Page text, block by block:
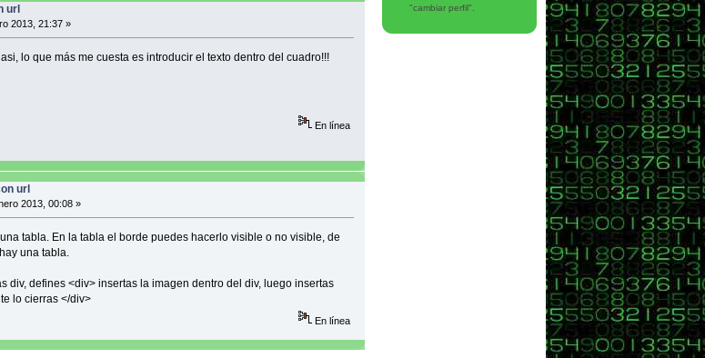
url
2013, 21:37 »
lo que más me cuesta es introducir el texto dentro del cuadro!!!
En línea
url
2013, 00:08 »
tabla. En la tabla el borde puedes hacerlo visible o no visible, de
una tabla.
div, defines <div> insertas la imagen dentro del div, luego insertas
lo cierras </div>
En línea
"cambiar perfil".